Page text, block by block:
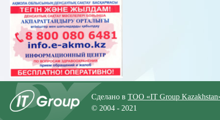
Сделано в ТОО «IT Group
© 2004 - 2021